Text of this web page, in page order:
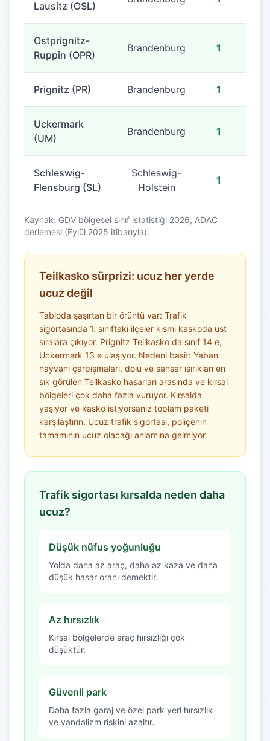
Lausitz (OSL)
Ostprignitz-
Ruppin (OPR)
Brandenburg 1
Prignitz (PR) Brandenburg 1
Uckermark
(UM)
Brandenburg 1
Schleswig-
Flensburg (SL)
Schleswig-
Holstein
1
Kaynak: GDV bölgesel sınıf istatistiği 2026, ADAC
derlemesi (Eylül 2025 itibarıyla).
Teilkasko sürprizi: ucuz her yerde
ucuz değil
Tabloda şaşırtan bir örüntü var: Trafik
sigortasında 1. sınıftaki ilçeler kısmi kaskoda üst
sıralara çıkıyor. Prignitz Teilkasko da sınıf 14 e,
Uckermark 13 e ulaşıyor. Nedeni basit: Yaban
hayvanı çarpışmaları, dolu ve sansar ısırıkları en
sık görülen Teilkasko hasarları arasında ve kırsal
bölgeleri çok daha fazla vuruyor. Kırsalda
yaşıyor ve kasko istiyorsanız toplam paketi
karşılaştırın. Ucuz trafik sigortası, poliçenin
tamamının ucuz olacağı anlamına gelmiyor.
Trafik sigortası kırsalda neden daha
ucuz?
Düşük nüfus yoğunluğu
Yolda daha az araç, daha az kaza ve daha
düşük hasar oranı demektir.
Az hırsızlık
Kırsal bölgelerde araç hırsızlığı çok
düşüktür.
Güvenli park
Daha fazla garaj ve özel park yeri hırsızlık
ve vandalizm riskini azaltır.